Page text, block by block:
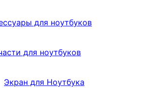
для ноутбуков
для ноутбуков
Экран для Ноутбука